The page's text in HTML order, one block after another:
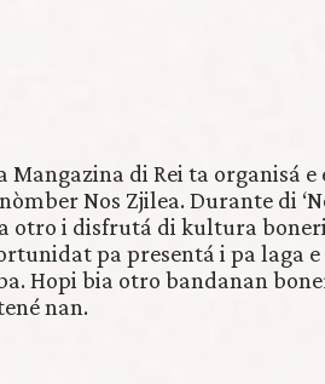
di Rei ta organisá e
Nos Zjilea. Durante di
otro i disfrutá di kultura
pa presentá i pa laga
Hopi bia otro bandanan
nan.